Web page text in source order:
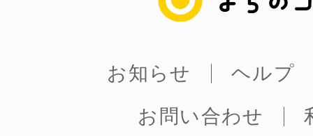
お知らせ
ヘルプ
お問い合わせ